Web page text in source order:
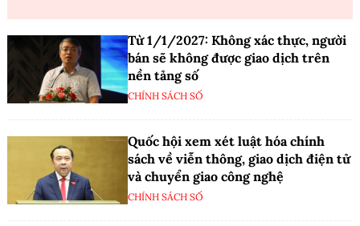
Từ 1/1/2027: Không xác thực, người
bán sẽ không được giao dịch trên
nền tảng số
CHÍNH SÁCH SỐ
Quốc hội xem xét luật hóa chính
sách về viễn thông, giao dịch điện tử
và chuyển giao công nghệ
CHÍNH SÁCH SỐ